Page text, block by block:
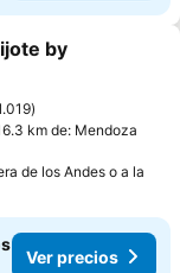
by
km de: Mendoza
de los Andes o a la
Ver precios